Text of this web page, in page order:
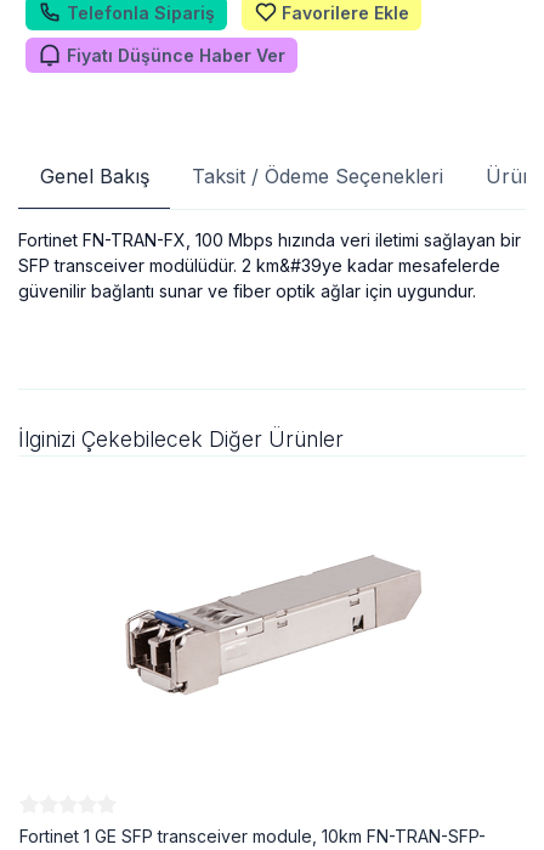
Telefonla Sipariş Favorilere Ekle
Fiyatı Düşünce Haber Ver
Genel Bakış Taksit / Ödeme Seçenekleri Ürün
Fortinet FN-TRAN-FX, 100 Mbps hızında veri iletimi sağlayan bir
SFP transceiver modülüdür. 2 km&#39ye kadar mesafelerde
güvenilir bağlantı sunar ve fiber optik ağlar için uygundur.
İlginizi Çekebilecek Diğer Ürünler
Fortinet 1 GE SFP transceiver module, 10km FN-TRAN-SFP-